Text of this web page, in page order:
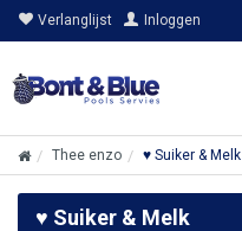
Verlanglijst Inloggen
Thee enzo ♥ Suiker & Melk
♥ Suiker & Melk